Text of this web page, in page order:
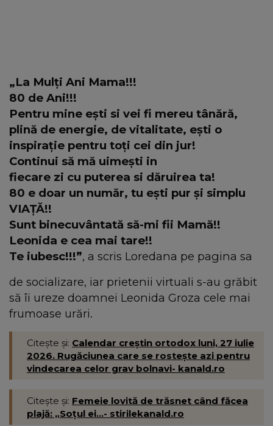
„La Mulți Ani Mama!!!
80 de Ani!!!
Pentru mine ești si vei fi mereu tânără,
plină de energie, de vitalitate, ești o
inspirație pentru toți cei din jur!
Continui să mă uimești in
fiecare zi cu puterea si dăruirea ta!
80 e doar un număr, tu ești pur și simplu
VIAȚĂ!!
Sunt binecuvântată să-mi fii Mamă!!
Leonida e cea mai tare!!
Te iubesc!!!”, a scris Loredana pe pagina sa
de socializare, iar prietenii virtuali s-au grăbit
să îi ureze doamnei Leonida Groza cele mai
frumoase urări.
Citește și: Calendar creștin ortodox luni, 27 iulie
2026. Rugăciunea care se rostește azi pentru
vindecarea celor grav bolnavi- kanald.ro
Citește și: Femeie lovită de trăsnet când făcea
plajă: „Soțul ei...- stirilekanald.ro